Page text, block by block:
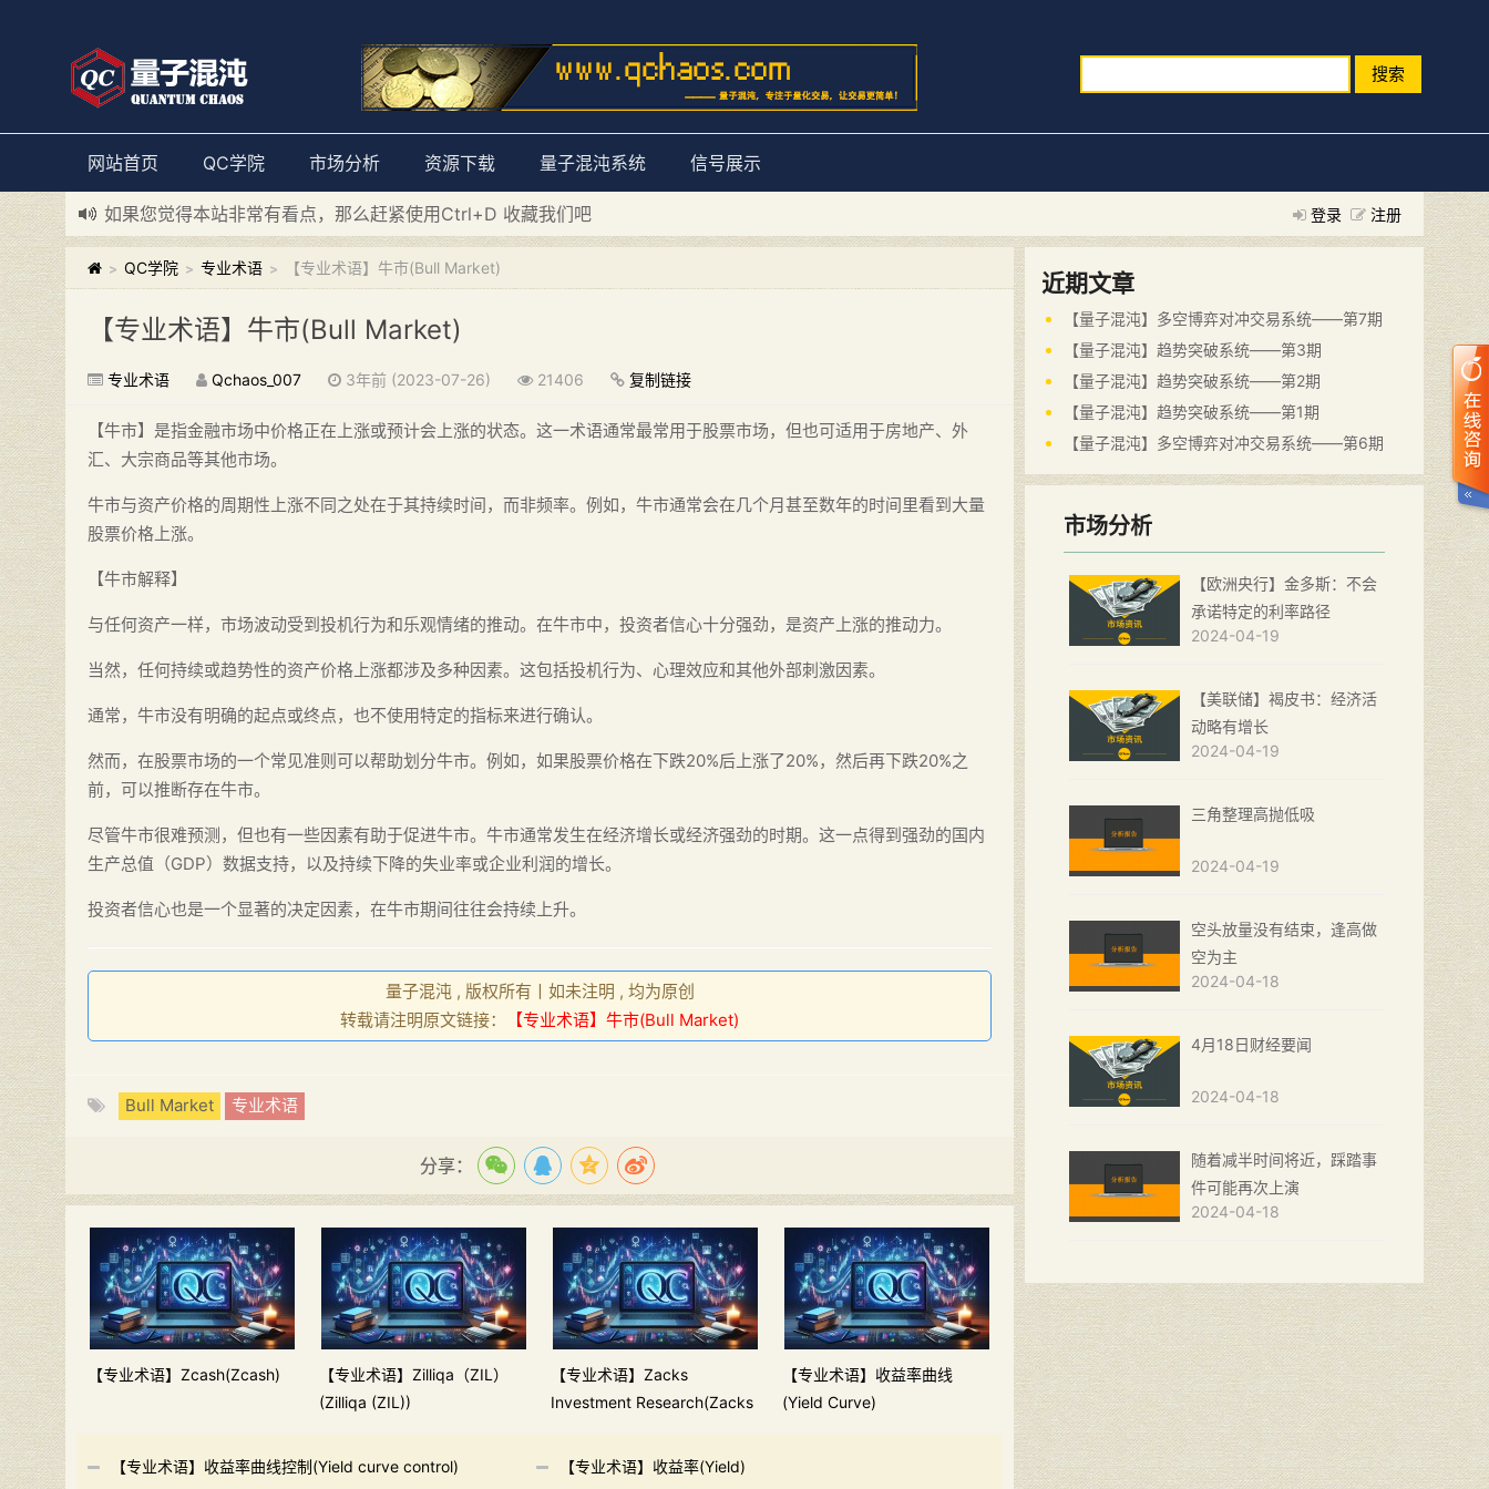
搜索
网站首页 QC学院 市场分析 资源下载 量子混沌系统 信号展示
登录 注册
如果您觉得本站非常有看点，那么赶紧使用Ctrl+D 收藏我们吧
新添加量子混沌系统板块，欢迎大家访问！---“量子混沌系统”
> QC学院 > 专业术语 > 【专业术语】牛市(Bull Market)
【专业术语】牛市(Bull Market)
专业术语 Qchaos_007 3年前 (2023-07-26) 21406 复制链接
【牛市】是指金融市场中价格正在上涨或预计会上涨的状态。这一术语通常最常用于股票市场，但也可适用于房地产、外
汇、大宗商品等其他市场。
牛市与资产价格的周期性上涨不同之处在于其持续时间，而非频率。例如，牛市通常会在几个月甚至数年的时间里看到大量
股票价格上涨。
【牛市解释】
与任何资产一样，市场波动受到投机行为和乐观情绪的推动。在牛市中，投资者信心十分强劲，是资产上涨的推动力。
当然，任何持续或趋势性的资产价格上涨都涉及多种因素。这包括投机行为、心理效应和其他外部刺激因素。
通常，牛市没有明确的起点或终点，也不使用特定的指标来进行确认。
然而，在股票市场的一个常见准则可以帮助划分牛市。例如，如果股票价格在下跌20%后上涨了20%，然后再下跌20%之
前，可以推断存在牛市。
尽管牛市很难预测，但也有一些因素有助于促进牛市。牛市通常发生在经济增长或经济强劲的时期。这一点得到强劲的国内
生产总值（GDP）数据支持，以及持续下降的失业率或企业利润的增长。
投资者信心也是一个显著的决定因素，在牛市期间往往会持续上升。
量子混沌 , 版权所有丨如未注明 , 均为原创
转载请注明原文链接：
【专业术语】牛市(Bull Market)
Bull Market 专业术语
分享：
【专业术语】Zcash(Zcash)
【专业术语】Zilliqa（ZIL）
(Zilliqa (ZIL))
【专业术语】Zacks
Investment Research(Zacks
【专业术语】收益率曲线
(Yield Curve)
【专业术语】收益率曲线控制(Yield curve control) 【专业术语】收益率(Yield)
近期文章
【量子混沌】多空博弈对冲交易系统——第7期
【量子混沌】趋势突破系统——第3期
【量子混沌】趋势突破系统——第2期
【量子混沌】趋势突破系统——第1期
【量子混沌】多空博弈对冲交易系统——第6期
市场分析
【欧洲央行】金多斯：不会
承诺特定的利率路径
2024-04-19
【美联储】褐皮书：经济活
动略有增长
2024-04-19
三角整理高抛低吸
2024-04-19
空头放量没有结束，逢高做
空为主
2024-04-18
4月18日财经要闻
2024-04-18
随着减半时间将近，踩踏事
件可能再次上演
2024-04-18